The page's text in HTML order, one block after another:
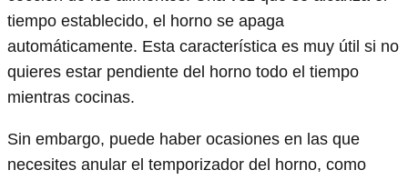
tiempo establecido, el horno se apaga
automáticamente. Esta característica es muy útil si no
quieres estar pendiente del horno todo el tiempo
mientras cocinas.
Sin embargo, puede haber ocasiones en las que
necesites anular el temporizador del horno, como